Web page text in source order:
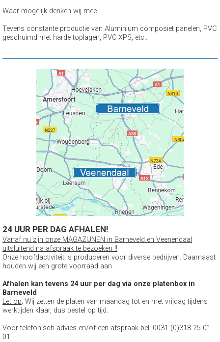
Waar mogelijk denken wij mee.
Tevens constante productie van Aluminium composiet panelen, PVC
geschuimd met harde toplagen, PVC XPS, etc..
24 UUR PER DAG AFHALEN!
Vanaf nu zijn onze MAGAZIJNEN in Barneveld en Veenendaal
uitsluitend na afspraak te bezoeken !!
Onze hoofdactiviteit is produceren voor diverse bedrijven. Daarnaast
houden wij een grote voorraad aan.
Afhalen kan tevens 24 uur per dag via onze platenbox in
Barneveld
Let op; Wij zetten de platen van maandag tot en met vrijdag tijdens
werktijden klaar, dus bestel op tijd.
Voor telefonisch advies en/of een afspraak bel: 0031 (0)318 25 01
01